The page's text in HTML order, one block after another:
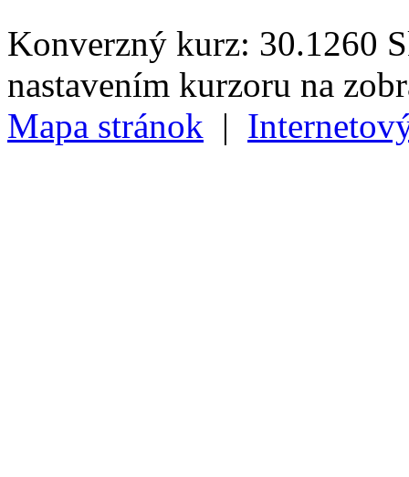
Konverzný kurz: 30.1260
nastavením kurzoru na
Mapa stránok |